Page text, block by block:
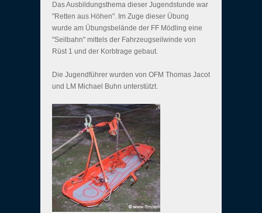
Das Ausbildungsthema dieser Jugendstunde war
"Retten aus Höhen". Im Zuge dieser Übung
wurde am Übungsbelände der FF Mödling eine
"Seilbahn" mittels der Fahrzeugseilwinde von
Rüst 1 und der Korbtrage gebaut.
Die Jugendführer wurden von OFM Thomas Jacot
und LM Michael Buhn unterstützt.